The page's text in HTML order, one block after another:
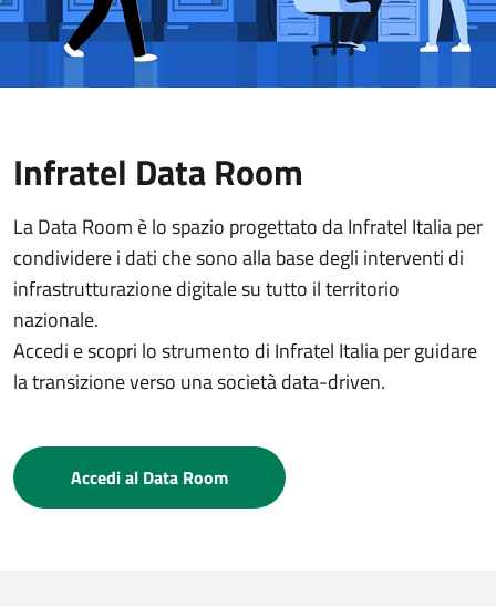
Infratel Data Room
La Data Room è lo spazio progettato da Infratel Italia per
condividere i dati che sono alla base degli interventi di
infrastrutturazione digitale su tutto il territorio
nazionale.
Accedi e scopri lo strumento di Infratel Italia per guidare
la transizione verso una società data-driven.
Accedi al Data Room